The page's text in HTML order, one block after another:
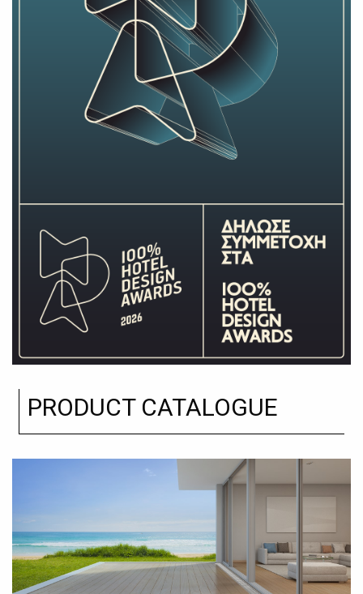
PRODUCT CATALOGUE